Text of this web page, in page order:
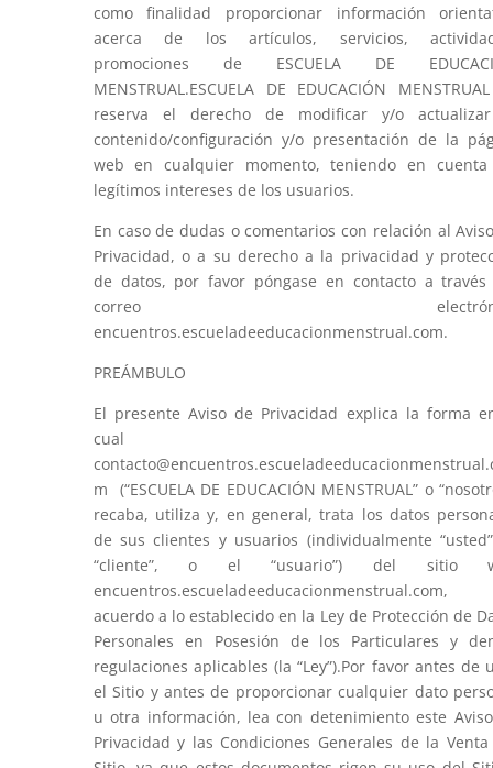
como finalidad proporcionar información
acerca de los artículos, servicios,
promociones de ESCUELA DE
MENSTRUAL.ESCUELA DE EDUCACIÓN
reserva el derecho de modificar y/o
contenido/configuración y/o presentación de la
web en cualquier momento, teniendo en
legítimos intereses de los usuarios.
En caso de dudas o comentarios con relación al
Privacidad, o a su derecho a la privacidad y
de datos, por favor póngase en contacto a través
correo
encuentros.escueladeeducacionmenstrual.com.
PREÁMBULO
El presente Aviso de Privacidad explica la forma
cual
m (“ESCUELA DE EDUCACIÓN MENSTRUAL” o
recaba, utiliza y, en general, trata los datos
de sus clientes y usuarios (individualmente
“cliente”, o el “usuario”) del sitio
acuerdo a lo establecido en la Ley de Protección de
Personales en Posesión de los Particulares y
regulaciones aplicables (la “Ley”).Por favor antes de
el Sitio y antes de proporcionar cualquier dato
u otra información, lea con detenimiento este
Privacidad y las Condiciones Generales de la